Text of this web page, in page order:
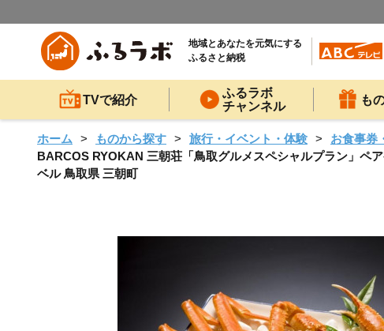
地域とあなたを元気にする
ふるさと納税
TVで紹介
ふるラボ
チャンネル
も
ホーム ものから探す 旅行・イベント・体験
お食事券
BARCOS RYOKAN 三朝荘「鳥取グルメスペシャルプラン」ペ
ベル 鳥取県 三朝町